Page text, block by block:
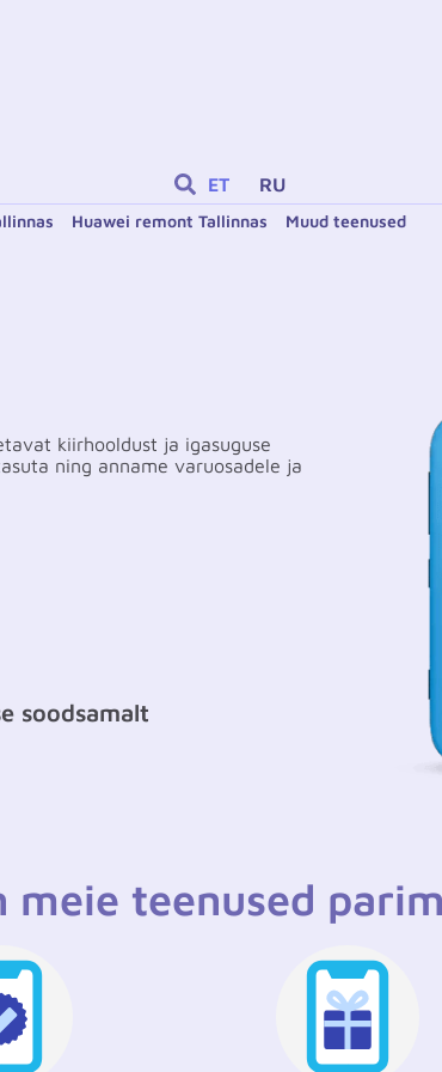
ET RU
Huawei remont Tallinnas
Muud teenused
kiirhooldust ja igasuguse
ning anname varuosadele ja
soodsamalt
meie teenused